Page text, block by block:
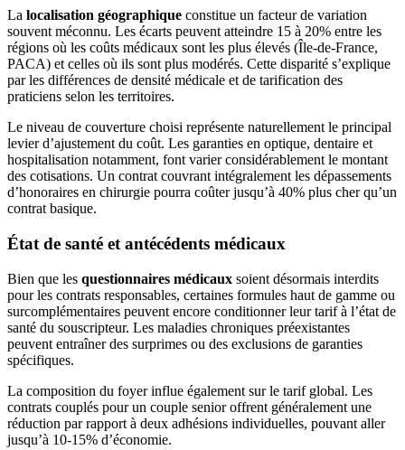
La localisation géographique constitue un facteur de variation
souvent méconnu. Les écarts peuvent atteindre 15 à 20% entre les
régions où les coûts médicaux sont les plus élevés (Île-de-France,
PACA) et celles où ils sont plus modérés. Cette disparité s’explique
par les différences de densité médicale et de tarification des
praticiens selon les territoires.
Le niveau de couverture choisi représente naturellement le principal
levier d’ajustement du coût. Les garanties en optique, dentaire et
hospitalisation notamment, font varier considérablement le montant
des cotisations. Un contrat couvrant intégralement les dépassements
d’honoraires en chirurgie pourra coûter jusqu’à 40% plus cher qu’un
contrat basique.
État de santé et antécédents médicaux
Bien que les questionnaires médicaux soient désormais interdits
pour les contrats responsables, certaines formules haut de gamme ou
surcomplémentaires peuvent encore conditionner leur tarif à l’état de
santé du souscripteur. Les maladies chroniques préexistantes
peuvent entraîner des surprimes ou des exclusions de garanties
spécifiques.
La composition du foyer influe également sur le tarif global. Les
contrats couplés pour un couple senior offrent généralement une
réduction par rapport à deux adhésions individuelles, pouvant aller
jusqu’à 10-15% d’économie.